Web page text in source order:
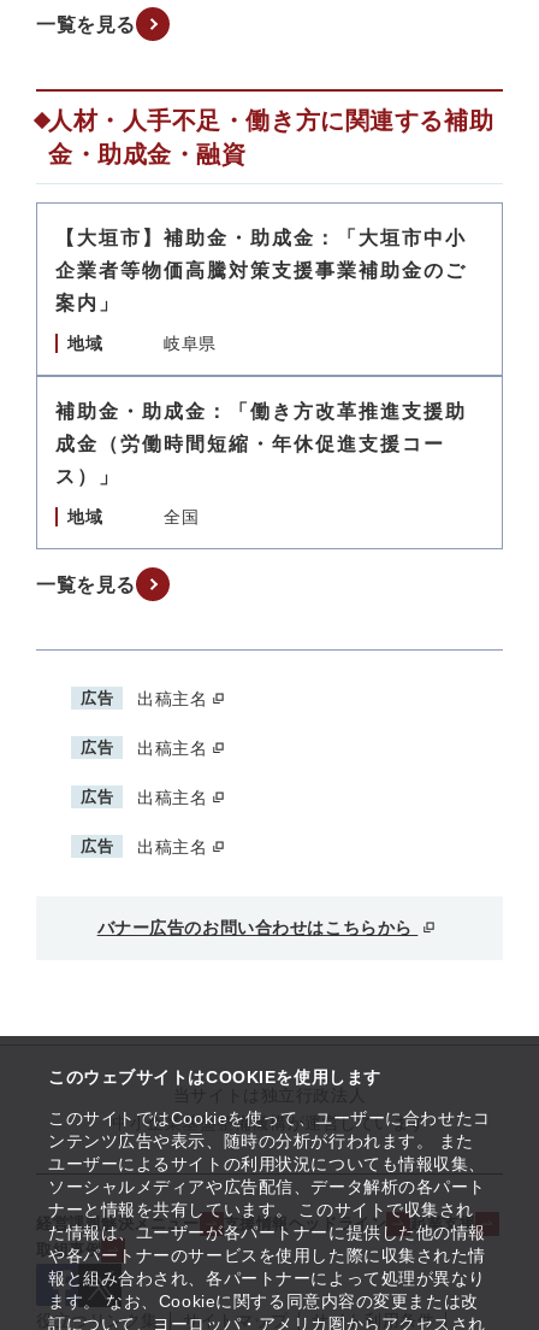
このウェブサイトはCOOKIEを使用します
このサイトではCookieを使って、ユーザーに合わせたコ
ンテンツ広告や表示、随時の分析が行われます。 また
ユーザーによるサイトの利用状況についても情報収集、
ソーシャルメディアや広告配信、データ解析の各パート
ナーと情報を共有しています。 このサイトで収集され
た情報は、ユーザーが各パートナーに提供した他の情報
や各パートナーのサービスを使用した際に収集された情
報と組み合わされ、各パートナーによって処理が異なり
ます。 なお、Cookieに関する同意内容の変更または改
訂について、ヨーロッパ・アメリカ圏からアクセスされ
一覧を見る
人材・人手不足・働き方に関連する補助
金・助成金・融資
【大垣市】補助金・助成金：「大垣市中小
企業者等物価高騰対策支援事業補助金のご
案内」
地域 岐阜県
補助金・助成金：「働き方改革推進支援助
成金（労働時間短縮・年休促進支援コー
ス）」
地域 全国
一覧を見る
広告 出稿主名
広告 出稿主名
広告 出稿主名
広告 出稿主名
バナー広告のお問い合わせはこちらから
中小企業基盤整備機構が運営しています
経営課題解決メニュー 支援情報ヘッドライン
起業支援
取組事例
役立つリンク集 サイトマップ サイト利用条件